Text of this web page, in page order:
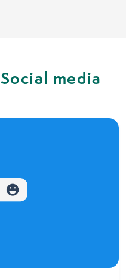
Social media